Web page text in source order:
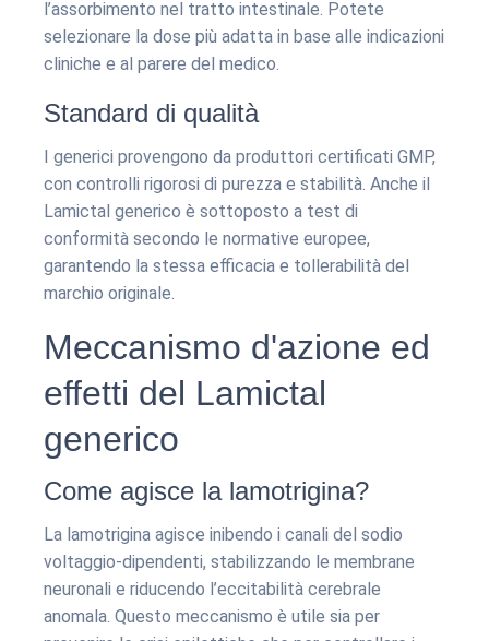
l’assorbimento nel tratto intestinale. Potete
selezionare la dose più adatta in base alle indicazioni
cliniche e al parere del medico.
Standard di qualità
I generici provengono da produttori certificati GMP,
con controlli rigorosi di purezza e stabilità. Anche il
Lamictal generico è sottoposto a test di
conformità secondo le normative europee,
garantendo la stessa efficacia e tollerabilità del
marchio originale.
Meccanismo d'azione ed
effetti del Lamictal
generico
Come agisce la lamotrigina?
La lamotrigina agisce inibendo i canali del sodio
voltaggio-dipendenti, stabilizzando le membrane
neuronali e riducendo l’eccitabilità cerebrale
anomala. Questo meccanismo è utile sia per